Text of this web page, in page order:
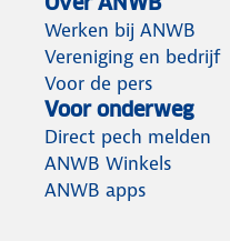
Werken bij ANWB
Vereniging en bedrijf
Voor de pers
Voor onderweg
Direct pech melden
ANWB Winkels
ANWB apps